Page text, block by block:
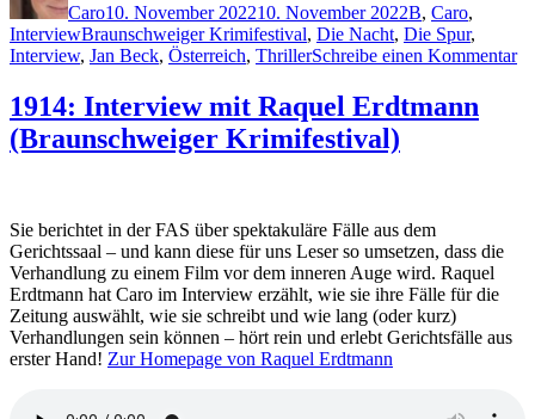
Caro10. November 202210. November 2022B, Caro,
InterviewSchlagwörter
Braunschweiger Krimifestival, Die Nacht, Die Spur,
Interview, Jan Beck, Österreich, ThrillerSchreibe einen Kommentarzu
1914: Interview mit Raquel Erdtmann
(Braunschweiger Krimifestival)
Sie berichtet in der FAS über spektakuläre Fälle aus dem
Gerichtssaal – und kann diese für uns Leser so umsetzen, dass die
Verhandlung zu einem Film vor dem inneren Auge wird. Raquel
Erdtmann hat Caro im Interview erzählt, wie sie ihre Fälle für die
Zeitung auswählt, wie sie schreibt und wie lang (oder kurz)
Verhandlungen sein können – hört rein und erlebt Gerichtsfälle aus
erster Hand! Zur Homepage von Raquel Erdtmann